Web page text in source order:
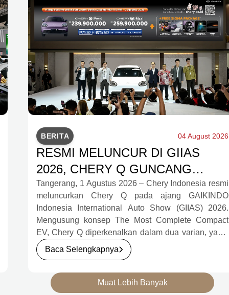
BERITA 04 August 2026
RESMI MELUNCUR DI GIIAS
2026, CHERY Q GUNCANG
PASAR OTOMOTIF MELALUI
HARGA SPESIAL MULAI RP239,9
JUTA
Tangerang, 1 Agustus 2026 – Chery Indonesia resmi
meluncurkan Chery Q pada ajang GAIKINDO
Indonesia International Auto Show (GIIAS) 2026.
Mengusung konsep The Most Complete Compact
EV, Chery Q diperkenalkan dalam dua varian, yakni
Chery Q Pure dan Chery Q Rizz, untuk
mengakomodasi kebutuhan mobilitas serta
Baca Selengkapnya
Muat Lebih Banyak